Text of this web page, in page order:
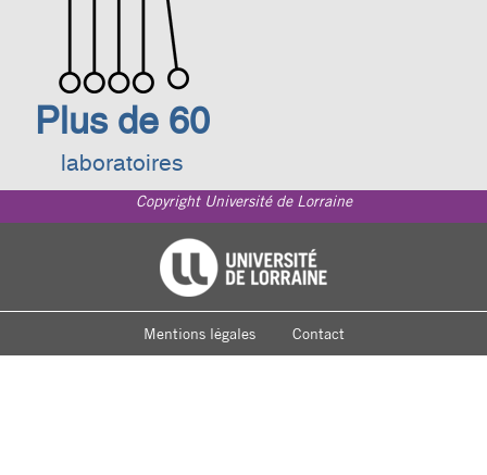
Plus de 60
laboratoires
Copyright Université de Lorraine
Université de Lorraine
Mentions légales Contact